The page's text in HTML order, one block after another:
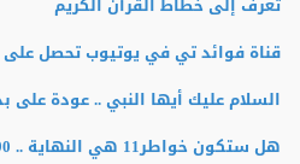
قناة فوائد تي في يوتيوب تحصل على
السلام عليك أيها النبي .. عودة على
هل ستكون خواطر11 هي النهاية .. 90%؟